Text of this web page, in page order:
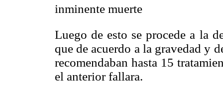
inminente muerte
Luego de esto se procede a la
que de acuerdo a la gravedad y
recomendaban hasta 15
el anterior fallara.